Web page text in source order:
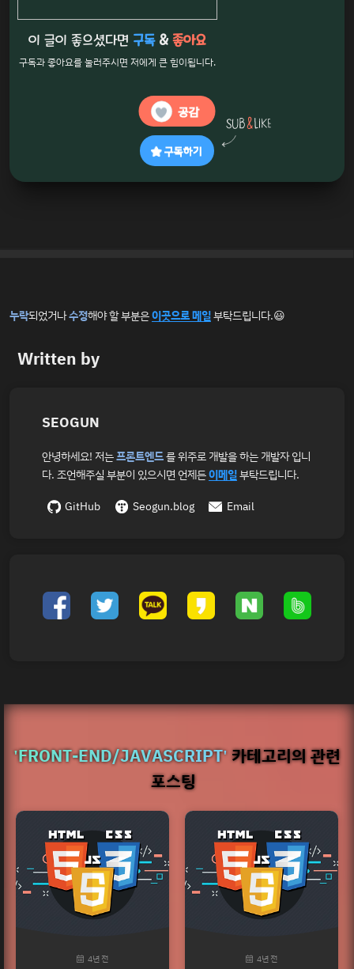
이 글이 좋으셨다면 구독& 좋아요
구독과 좋아요를 눌러주시면 저에게 큰 힘이됩니다.
공감
구독하기
누락되었거나수정해야 할 부분은이곳으로 메일부탁드립니다.😃
Written by
SEOGUN
안녕하세요! 저는프론트엔드를 위주로 개발을 하는 개발자 입니
다. 조언해주실 부분이 있으시면 언제든이메일부탁드립니다.
GitHub
Seogun.blog Email
'FRONT-END/JAVASCRIPT'카테고리의 관련
포스팅
4년 전 4년 전